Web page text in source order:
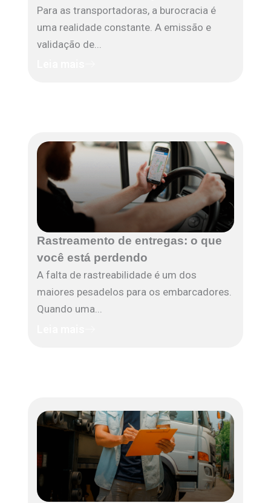
Para as transportadoras, a burocracia é
uma realidade constante. A emissão e
validação de...
Rastreamento de entregas: o que
você está perdendo
A falta de rastreabilidade é um dos
maiores pesadelos para os embarcadores.
Quando uma...